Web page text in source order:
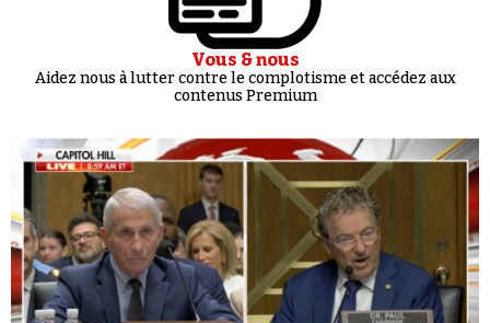
Vous & nous
Aidez nous à lutter contre le complotisme et accédez aux
contenus Premium